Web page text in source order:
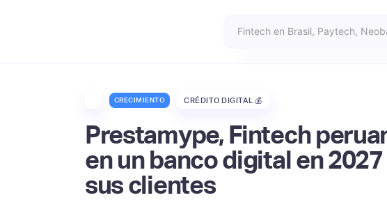
CRECIMIENTO CRÉDITO DIGITAL 💰
Prestamype, Fintech
en un banco digital en
sus clientes